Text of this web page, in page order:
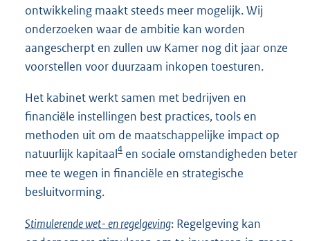
ontwikkeling maakt steeds meer mogelijk. Wij
onderzoeken waar de ambitie kan worden
aangescherpt en zullen uw Kamer nog dit jaar onze
voorstellen voor duurzaam inkopen toesturen.
Het kabinet werkt samen met bedrijven en
financiële instellingen best practices, tools en
methoden uit om de maatschappelijke impact op
natuurlijk kapitaal4 en sociale omstandigheden beter
mee te wegen in financiële en strategische
besluitvorming.
Stimulerende wet- en regelgeving: Regelgeving kan